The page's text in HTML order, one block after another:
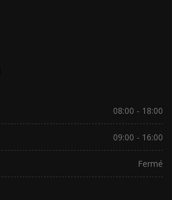
08:00 - 18:00
09:00 - 16:00
Fermé